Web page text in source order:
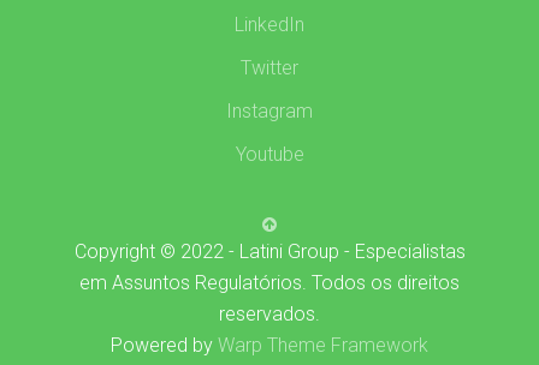
LinkedIn
Twitter
Instagram
Youtube
Copyright © 2022 - Latini Group - Especialistas
em Assuntos Regulatórios. Todos os direitos
reservados.
Powered by Warp Theme Framework